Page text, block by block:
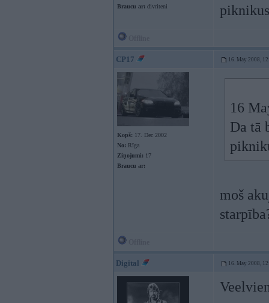
Braucu ar: divriteni
CP17 16. May 2008,
Kopš: 17. Dec 2002
No: Rīga
Ziņojumi: 17
Braucu ar:
16
Da tā
moš
Digital 16. May 2008,